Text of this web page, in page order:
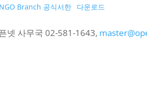
Branch 공식서한 다운로드
넷 사무국 02-581-1643,